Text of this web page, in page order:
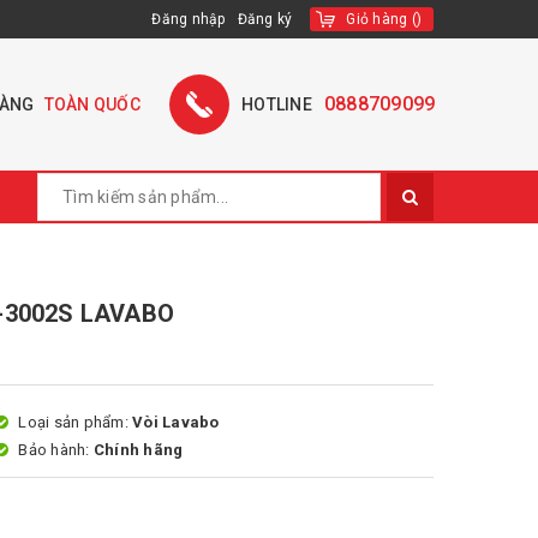
Đăng nhập Đăng ký Giỏ hàng ()
TOÀN QUỐC HOTLINE 0888709099
LAVABO
Loại sản phẩm: Vòi Lavabo
Bảo hành: Chính hãng